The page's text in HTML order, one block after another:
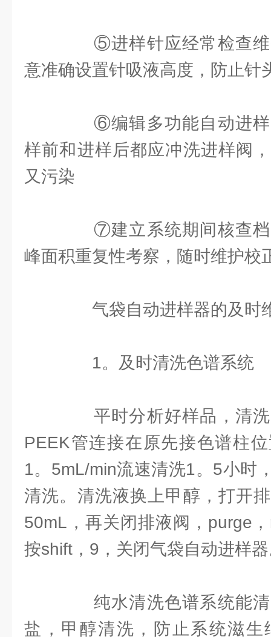
⑤进样针应经常检查维
意准确设置针吸液高度，防止针
⑥编辑多功能自动进样
样前和进样后都应冲洗进样阀
又污染
⑦建立系统期间核查档
峰面积重复性考察，随时维护校
气袋自动进样器的及时
1。及时清洗色谱系统
平时分析好样品，清洗
PEEK管连接在原先接色谱柱
1。5mL/min流速清洗1。5小时
清洗。清洗液换上甲醇，打开
50mL，再关闭排液阀，purge
按shift，9，关闭气袋自动进样
纯水清洗色谱系统能清
盐，甲醇清洗，防止系统滋生